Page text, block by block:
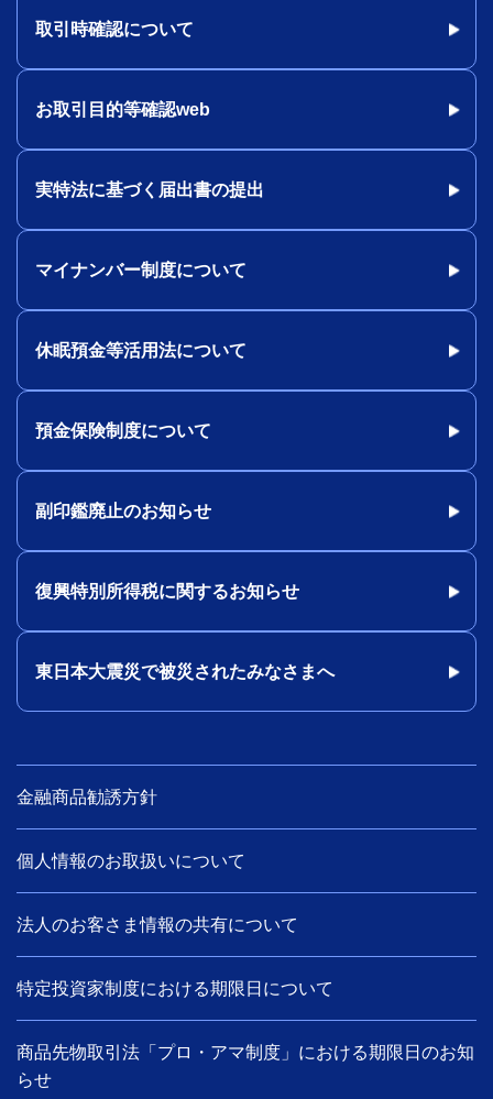
取引時確認について
お取引目的等確認web
実特法に基づく届出書の提出
マイナンバー制度について
休眠預金等活用法について
預金保険制度について
副印鑑廃止のお知らせ
復興特別所得税に関するお知らせ
東日本大震災で被災されたみなさまへ
金融商品勧誘方針
個人情報のお取扱いについて
法人のお客さま情報の共有について
特定投資家制度における期限日について
商品先物取引法「プロ・アマ制度」における期限日のお知
らせ